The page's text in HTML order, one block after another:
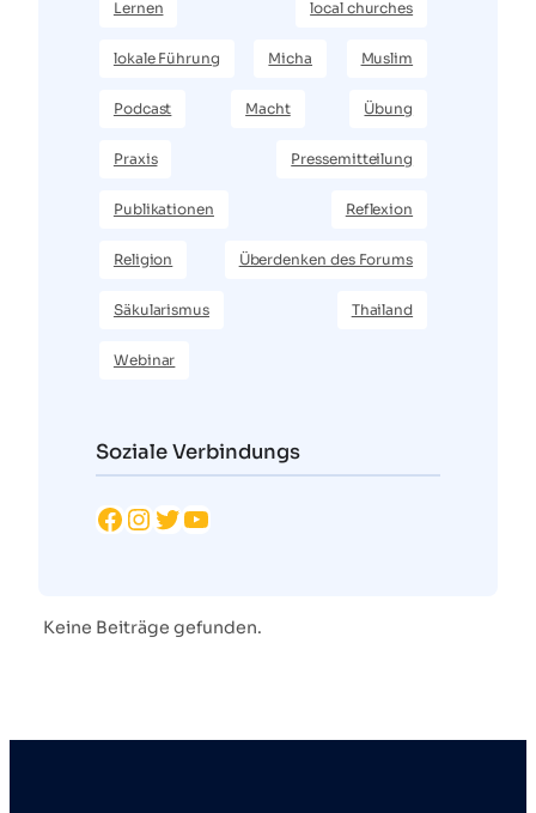
Lernen local churches
lokale Führung Micha Muslim
Podcast Macht Übung
Praxis Pressemitteilung
Publikationen Reflexion
Religion Überdenken des Forums
Säkularismus Thailand
Webinar
Soziale Verbindungs
Facebook Instagram Twitter YouTube
Keine Beiträge gefunden.